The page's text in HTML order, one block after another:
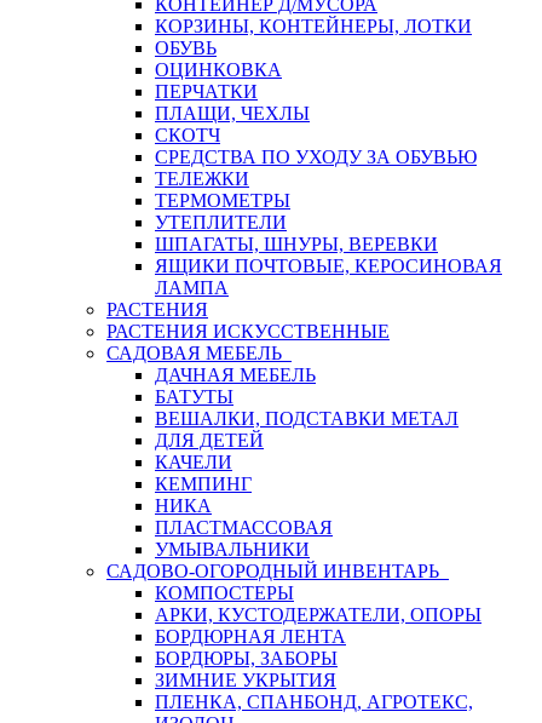
КОНТЕЙНЕР Д/МУСОРА
КОРЗИНЫ, КОНТЕЙНЕРЫ, ЛОТКИ
ОБУВЬ
ОЦИНКОВКА
ПЕРЧАТКИ
ПЛАЩИ, ЧЕХЛЫ
СКОТЧ
СРЕДСТВА ПО УХОДУ ЗА ОБУВЬЮ
ТЕЛЕЖКИ
ТЕРМОМЕТРЫ
УТЕПЛИТЕЛИ
ШПАГАТЫ, ШНУРЫ, ВЕРЕВКИ
ЯЩИКИ ПОЧТОВЫЕ, КЕРОСИНОВАЯ
ЛАМПА
РАСТЕНИЯ
РАСТЕНИЯ ИСКУССТВЕННЫЕ
САДОВАЯ МЕБЕЛЬ
ДАЧНАЯ МЕБЕЛЬ
БАТУТЫ
ВЕШАЛКИ, ПОДСТАВКИ МЕТАЛ
ДЛЯ ДЕТЕЙ
КАЧЕЛИ
КЕМПИНГ
НИКА
ПЛАСТМАССОВАЯ
УМЫВАЛЬНИКИ
САДОВО-ОГОРОДНЫЙ ИНВЕНТАРЬ
КОМПОСТЕРЫ
АРКИ, КУСТОДЕРЖАТЕЛИ, ОПОРЫ
БОРДЮРНАЯ ЛЕНТА
БОРДЮРЫ, ЗАБОРЫ
ЗИМНИЕ УКРЫТИЯ
ПЛЕНКА, СПАНБОНД, АГРОТЕКС,